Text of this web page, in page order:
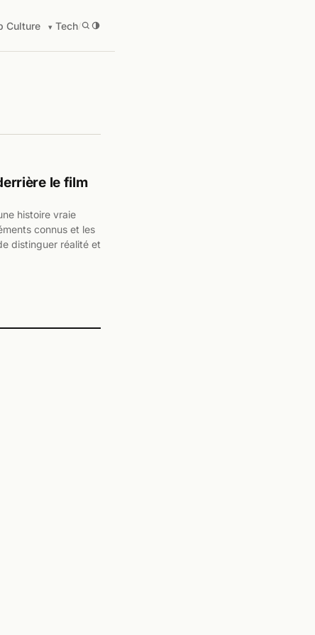
Culture Tech/
le film
histoire vraie
connus et les
distinguer réalité et